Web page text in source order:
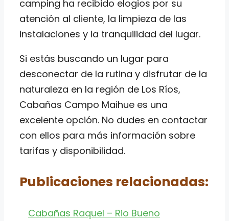
camping ha recibido elogios por su
atención al cliente, la limpieza de las
instalaciones y la tranquilidad del lugar.
Si estás buscando un lugar para
desconectar de la rutina y disfrutar de la
naturaleza en la región de Los Ríos,
Cabañas Campo Maihue es una
excelente opción. No dudes en contactar
con ellos para más información sobre
tarifas y disponibilidad.
Publicaciones relacionadas:
Cabañas Raquel – Rio Bueno